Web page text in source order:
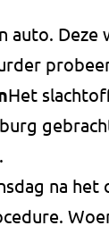
auto. Deze
Het
na het